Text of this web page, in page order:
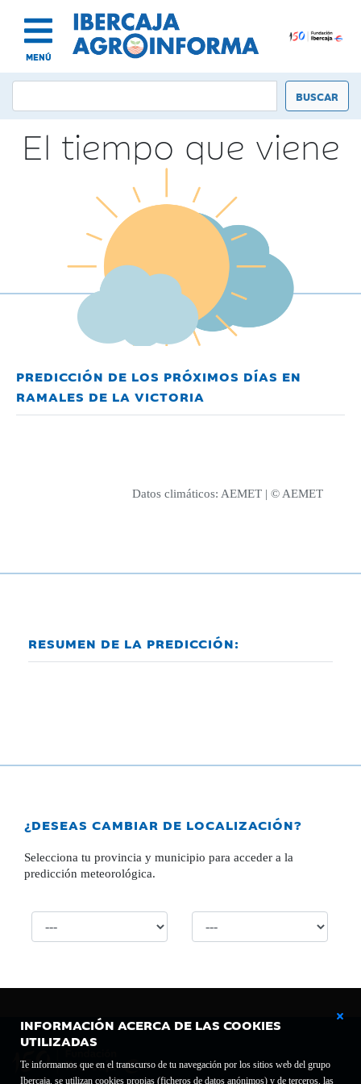
MENÚ
INFORMACIÓN ACERCA DE LAS COOKIES
UTILIZADAS
Te informamos que en el transcurso de tu navegación por los sitios web del grupo
Ibercaja, se utilizan cookies propias (ficheros de datos anónimos) y de terceros, las
El tiempo que viene
PREDICCIÓN DE LOS PRÓXIMOS DÍAS EN
RAMALES DE LA VICTORIA
Datos climáticos: AEMET | © AEMET
RESUMEN DE LA PREDICCIÓN:
¿DESEAS CAMBIAR DE LOCALIZACIÓN?
Selecciona tu provincia y municipio para acceder a la
predicción meteorológica.